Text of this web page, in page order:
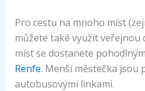
Pro cestu na mnoho míst
můžete také využít veřejnou
míst se dostanete
Renfe. Menší městečka jsou
autobusovými linkami.